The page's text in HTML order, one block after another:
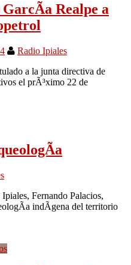
Realpe a
Radio Ipiales
a la junta directiva de
el prÃ³ximo 22 de
Fernando Palacios,
indÃ­gena del territorio